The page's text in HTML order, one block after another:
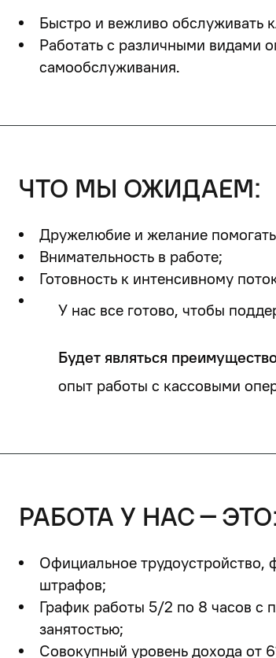
Быстро и вежливо обслуживать
Работать с различными видами
самообслуживания.
что мы ожидаем:
Дружелюбие и желание
Внимательность в работе;
Готовность к интенсивному
У нас все готово, чтобы
Будет являться
опыт работы с кассовыми
работа у нас –
Официальное трудоустройство,
штрафов;
График работы 5/2 по 8 часов с
занятостью;
Совокупный уровень дохода от